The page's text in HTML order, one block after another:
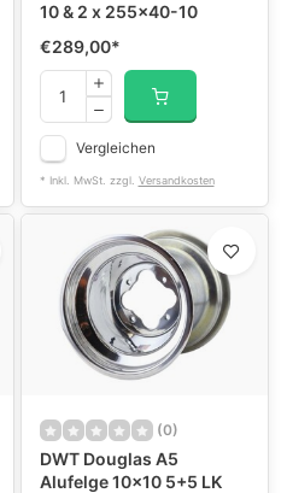
10 & 2 x 255x40-10
€289,00*
Vergleichen
* Inkl. MwSt. zzgl. Versandkosten
(0)
DWT Douglas A5
Alufelge 10x10 5+5 LK